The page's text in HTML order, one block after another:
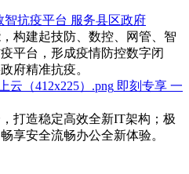
智抗疫平台 服务县区政府
构建起技防、数控、网管、智
平台，形成疫情防控数字闭
府精准抗疫。
即刻专享 一
打造稳定高效全新IT架构；极
享安全流畅办公全新体验。